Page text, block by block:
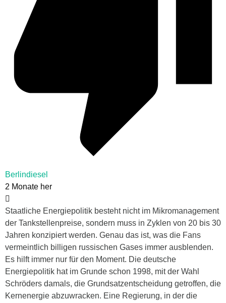
Berlindiesel
2 Monate her
Staatliche Energiepolitik besteht nicht im Mikromanagement
der Tankstellenpreise, sondern muss in Zyklen von 20 bis 30
Jahren konzipiert werden. Genau das ist, was die Fans
vermeintlich billigen russischen Gases immer ausblenden.
Es hilft immer nur für den Moment. Die deutsche
Energiepolitik hat im Grunde schon 1998, mit der Wahl
Schröders damals, die Grundsatzentscheidung getroffen, die
Kernenergie abzuwracken. Eine Regierung, in der die